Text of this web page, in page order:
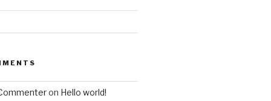
on Hello world!